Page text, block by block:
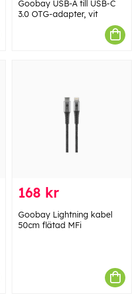
Goobay USB-A till USB-C
3.0 OTG-adapter, vit
168 kr
Goobay Lightning kabel
50cm flätad MFi